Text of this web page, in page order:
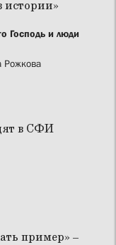
Господь и люди
Рожкова